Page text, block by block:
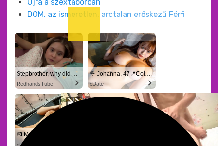
Újra a szextáborban
DOM, az ismeretlen, arctalan erőskezű Férfi
Stepbrother, why did you show me your dick? Now I want to fuck you with my wet pussy
RedhandsTube
🌹 Johanna, 47📍Columbus
xDate
xDate.us